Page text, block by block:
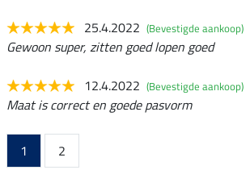
25.4.2022 (Bevestigde aankoop)
Gewoon super, zitten goed lopen goed
12.4.2022 (Bevestigde aankoop)
Maat is correct en goede pasvorm
1
2